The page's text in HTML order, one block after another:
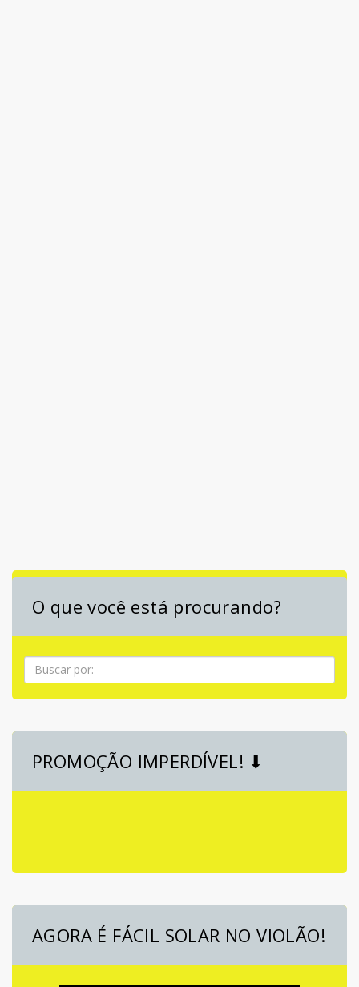
O que você está procurando?
Pesquisa
PROMOÇÃO IMPERDÍVEL! ⬇
AGORA É FÁCIL SOLAR NO VIOLÃO!